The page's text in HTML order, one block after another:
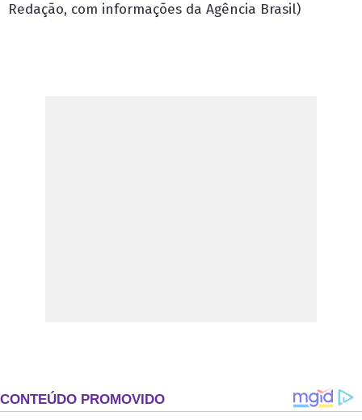
Redação, com informações da Agência Brasil)